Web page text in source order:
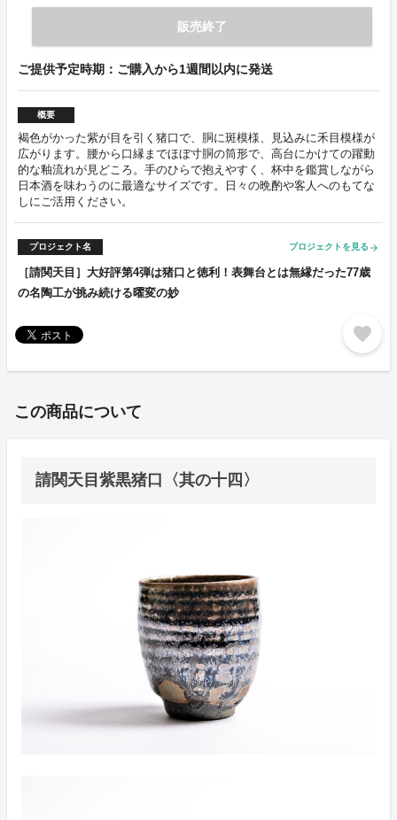
販売終了
ご提供予定時期：ご購入から1週間以内に発送
概要
褐色がかった紫が目を引く猪口で、胴に斑模様、見込みに禾目模様が
広がります。腰から口縁までほぼ寸胴の筒形で、高台にかけての躍動
的な釉流れが見どころ。手のひらで抱えやすく、杯中を鑑賞しながら
日本酒を味わうのに最適なサイズです。日々の晩酌や客人へのもてな
しにご活用ください。
プロジェクト名 プロジェクトを見る arrow_forward
［請関天目］大好評第4弾は猪口と徳利！表舞台とは無縁だった77歳
の名陶工が挑み続ける曜変の妙
favorite
この商品について
請関天目紫黒猪口〈其の十四〉